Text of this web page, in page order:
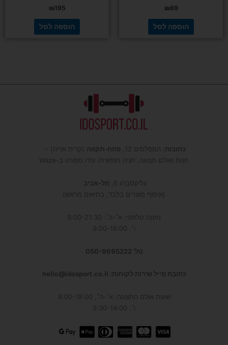
₪69
הוספה לסל
₪195
הוספה לסל
כתובות : המפלסים 12, פתח-תקווה (קרית אריה) –
חנות ואולם תצוגה, חניה חופשית! עידו ספורט ב-Waze
גליקסברג 6,
תל-אביב
(איסוף מוצרים בלבד, בתיאום מראש)
מענה טלפוני: א׳-ה׳: 9:00-21:30
ו׳: 9:00-16:00
טל' 050-9695222
כתובת מייל שירות לקוחות: hello@idosport.co.il
שעות אולם התצוגה: א׳-ה׳, 9:00-18:00
ו׳: 9:30-14:00